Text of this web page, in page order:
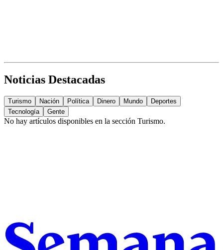
Noticias Destacadas
Turismo Nación Política Dinero Mundo
Deportes
Tecnología
Gente
No hay artículos disponibles en la sección Turismo.